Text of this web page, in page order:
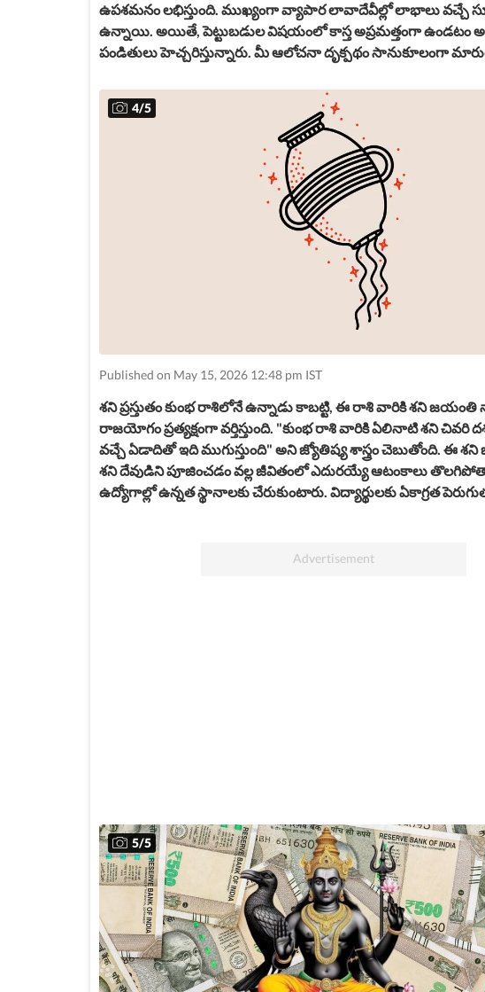
ఉపశమనం లభిస్తుంది. ముఖ్యంగా వ్యాపార లావాదేవీల్లో లాభాలు వచ్చే
ఉన్నాయి. అయితే, పెట్టుబడుల విషయంలో కాస్త అప్రమత్తంగా ఉండటం
పండితులు హెచ్చరిస్తున్నారు. మీ ఆలోచనా దృక్పథం సానుకూలంగా
4/5
Published on May 15, 2026 12:48 pm IST
శని ప్రస్తుతం కుంభ రాశిలోనే ఉన్నాడు కాబట్టి, ఈ రాశి వారికి శని జయంతి
రాజయోగం ప్రత్యక్షంగా వర్తిస్తుంది. "కుంభ రాశి వారికి ఏలినాటి శని చివరి
వచ్చే ఏడాదితో ఇది ముగుస్తుంది" అని జ్యోతిష్య శాస్త్రం చెబుతోంది. ఈ
శని దేవుడిని పూజించడం వల్ల జీవితంలో ఎదురయ్యే ఆటంకాలు
ఉద్యోగాల్లో ఉన్నత స్థానాలకు చేరుకుంటారు. విద్యార్థులకు ఏకాగ్రత
5/5